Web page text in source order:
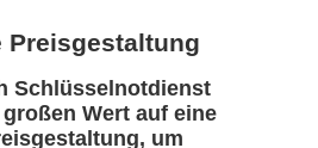
Preisgestaltung
Schlüsselnotdienst
Wert auf eine
um